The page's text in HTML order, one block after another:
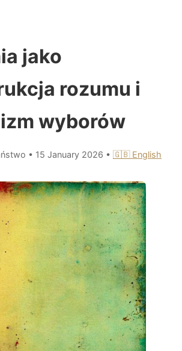
jako
rozumu i
wyborów
• 15 January 2026 • 🇬🇧 English